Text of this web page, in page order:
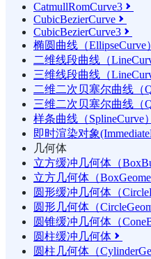
CatmullRomCurve3 
CubicBezierCurve 
CubicBezierCurve3 
椭圆曲线（EllipseCurve）
二维线段曲线（
三维线段曲线（
二维二次贝塞尔曲线（
三维二次贝塞尔曲线（
样条曲线（SplineCurve）
即时渲染对象
几何体
立方缓冲几何体（
立方几何体（
圆形缓冲几何体（
圆形几何体（
圆锥缓冲几何体（
圆柱缓冲几何体 
圆柱几何体（